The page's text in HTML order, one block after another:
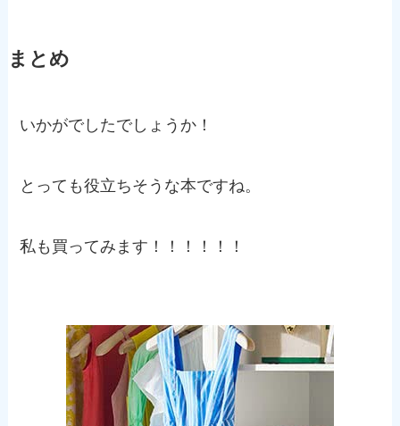
まとめ
いかがでしたでしょうか！
とっても役立ちそうな本ですね。
私も買ってみます！！！！！！